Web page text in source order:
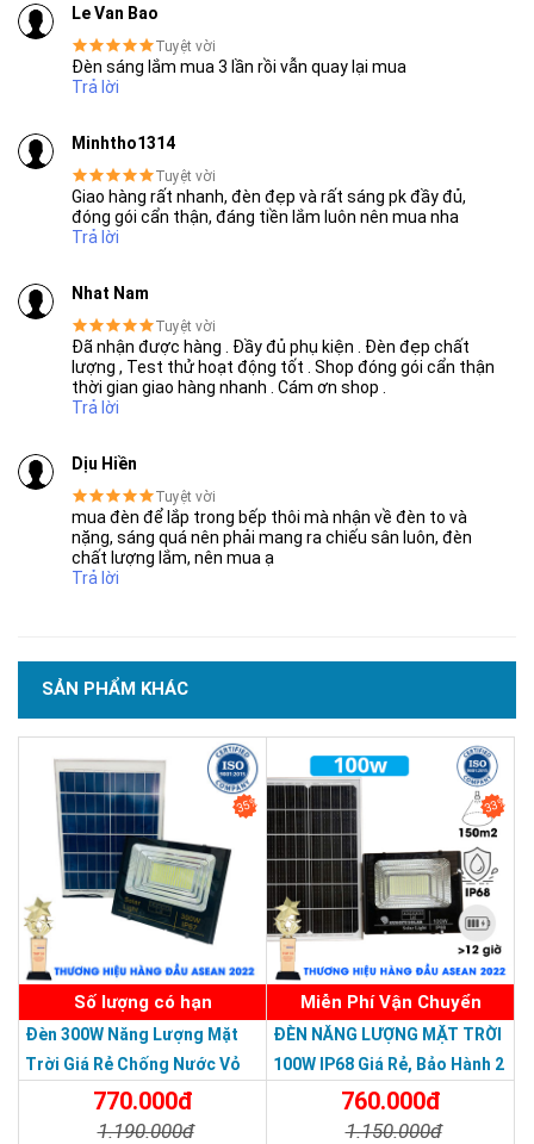
Sử dụng pin Lithium ion LiFePO4
Pin là bộ phận quan trọng nhất và cũng là yếu tố then chốt
quyết định tuổi thọ của đèn.
động từ -47° đến 75°, hiệu suất phóng điện là 95%, trong khi
so sánh độ sâu phóng điện của pin axit chì khoảng 65%.
Loại pin đảm bảo hiệu suất cao, bền bỉ, an toàn. Tuổi thọ lên
đến 15 năm
THƯƠNG HIỆU HÀNG ĐẦU ASEAN 2022
SẢN PHẨM DỊCH VỤ CHẤT LƯỢNG ASEAN 2019
Le Van Bao
Tuyệt vời
Đèn sáng lắm mua 3 lần rồi vẫn quay lại mua
Trả lời
Minhtho1314
Tuyệt vời
Giao hàng rất nhanh, đèn đẹp và rất sáng pk đầy đủ,
đóng gói cẩn thận, đáng tiền lắm luôn nên mua nha
Trả lời
Nhat Nam
Tuyệt vời
Đã nhận được hàng . Đầy đủ phụ kiện . Đèn đẹp chất
lượng , Test thử hoạt động tốt . Shop đóng gói cẩn thận
thời gian giao hàng nhanh . Cám ơn shop .
Trả lời
Dịu Hiền
Tuyệt vời
mua đèn để lắp trong bếp thôi mà nhận về đèn to và
nặng, sáng quá nên phải mang ra chiếu sân luôn, đèn
chất lượng lắm, nên mua ạ
Trả lời
SẢN PHẨM KHÁC
35%
Số lượng có hạn
Đèn 300W Năng Lượng Mặt
Trời Giá Rẻ Chống Nước Vỏ
Nhôm Đúc770.000đ
1.190.000đ
33%
Miễn Phí Vận Chuyển
ĐÈN NĂNG LƯỢNG MẶT TRỜI
100W IP68 Giá Rẻ, Bảo Hành 2
760.000đ
1.150.000đ